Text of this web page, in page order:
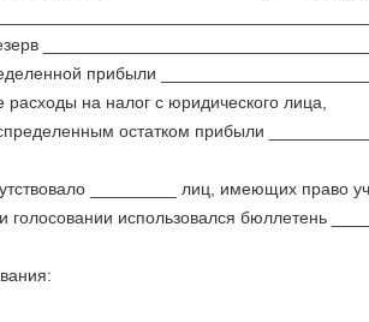
прибыли
расходы на налог с юридического лица,
остатком прибыли
_________ лиц, имеющих право
голосовании использовался бюллетень